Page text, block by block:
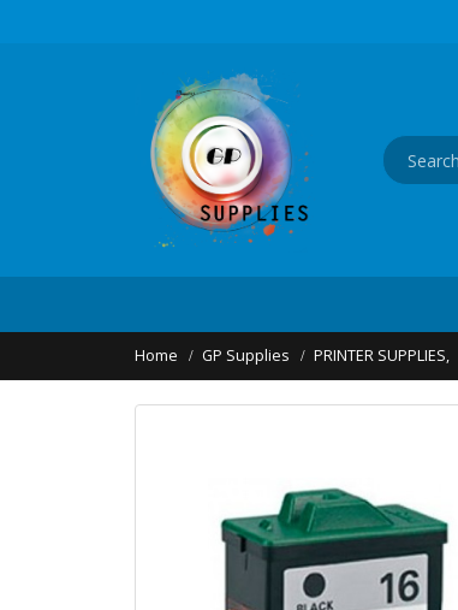
Home GP Supplies PRINTER SUPPLIES,